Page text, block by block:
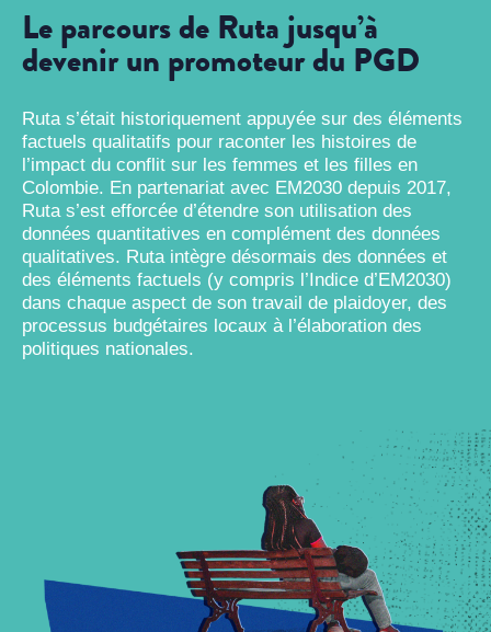
Le parcours de Ruta jusqu’à
devenir un promoteur du PGD
Ruta s’était historiquement appuyée sur des éléments
factuels qualitatifs pour raconter les histoires de
l’impact du conflit sur les femmes et les filles en
Colombie. En partenariat avec EM2030 depuis 2017,
Ruta s’est efforcée d’étendre son utilisation des
données quantitatives en complément des données
qualitatives. Ruta intègre désormais des données et
des éléments factuels (y compris l’Indice d’EM2030)
dans chaque aspect de son travail de plaidoyer, des
processus budgétaires locaux à l’élaboration des
politiques nationales.